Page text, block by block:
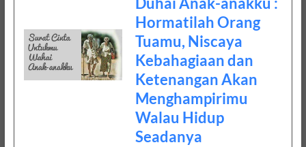
Hormatilah Orang
Tuamu, Niscaya
Kebahagiaan dan
Ketenangan Akan
Menghampirimu
Walau Hidup
Seadanya